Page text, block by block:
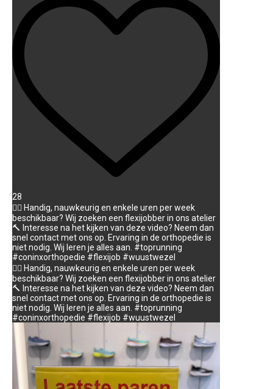
28
👉🏻 Handig, nauwkeurig en enkele uren per week
beschikbaar? Wij zoeken een flexijobber in ons atelier
🔨 Interesse na het kijken van deze video? Neem dan
snel contact met ons op. Ervaring in de orthopedie is
niet nodig. Wij leren je alles aan. #toprunning
#coninxorthopedie #flexijob #wuustwezel
👉🏻 Handig, nauwkeurig en enkele uren per week
beschikbaar? Wij zoeken een flexijobber in ons atelier
🔨 Interesse na het kijken van deze video? Neem dan
snel contact met ons op. Ervaring in de orthopedie is
niet nodig. Wij leren je alles aan. #toprunning
#coninxorthopedie #flexijob #wuustwezel